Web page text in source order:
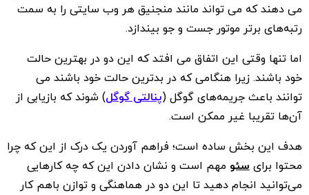
می دهند که می تواند مانند منجنیق هر وب‌ سایتی را به سمت
رتبه‌های برتر موتور جست و جو بیندازد.
اما تنها وقتی این اتفاق می افتد که این دو در بهترین حالت
خود باشند. زیرا هنگامی که در بدترین حالت خود باشند می
توانند باعث جریمه‌های گوگل (پنالتی گوگل) شوند که بازیابی از
آن‌ها تقریبا غیر ممکن است.
هدف این بخش ساده است؛ فراهم آوردن یک درک از این که چرا
محتوا برای سئو مهم است و نشان دادن این که چه کارهایی
می‌توانید انجام دهید تا این دو در هماهنگی و توازن باهم کار